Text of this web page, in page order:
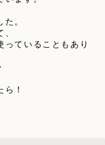
。
っていることもあり
！